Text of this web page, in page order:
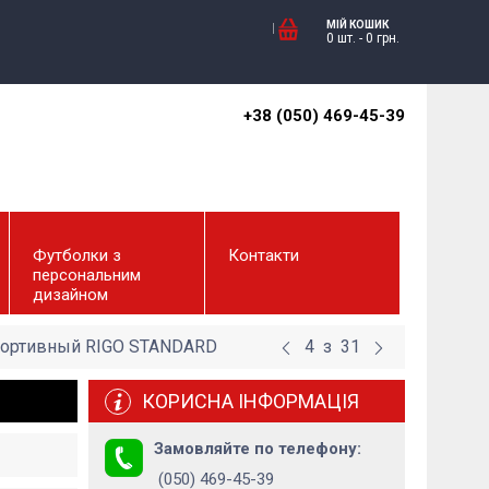
МІЙ КОШИК
0 шт. - 0 грн.
+38 (050) 469-45-39
Футболки з
персональним
дизайном
Контакти
RIGO STANDARD 4 з 31
КОРИСНА ІНФОРМАЦІЯ
Замовляйте по телефону:
(050) 469-45-39